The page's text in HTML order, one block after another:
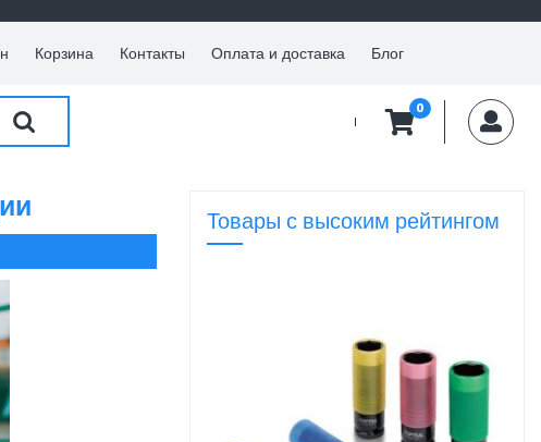
Корзина Контакты Оплата и доставка Блог
0
Товары с высоким рейтингом